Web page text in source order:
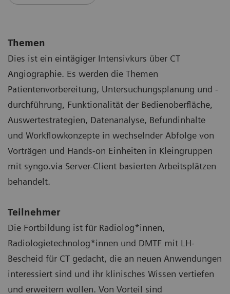
Themen
Dies ist ein eintägiger Intensivkurs über CT
Angiographie. Es werden die Themen
Patientenvorbereitung, Untersuchungsplanung und -
durchführung, Funktionalität der Bedienoberfläche,
Auswertestrategien, Datenanalyse, Befundinhalte
und Workflowkonzepte in wechselnder Abfolge von
Vorträgen und Hands-on Einheiten in Kleingruppen
mit syngo.via Server-Client basierten Arbeitsplätzen
behandelt.
Teilnehmer
Die Fortbildung ist für Radiolog*innen,
Radiologietechnolog*innen und DMTF mit LH-
Bescheid für CT gedacht, die an neuen Anwendungen
interessiert sind und ihr klinisches Wissen vertiefen
und erweitern wollen. Von Vorteil sind